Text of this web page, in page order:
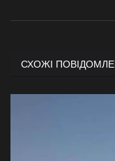
СХОЖІ